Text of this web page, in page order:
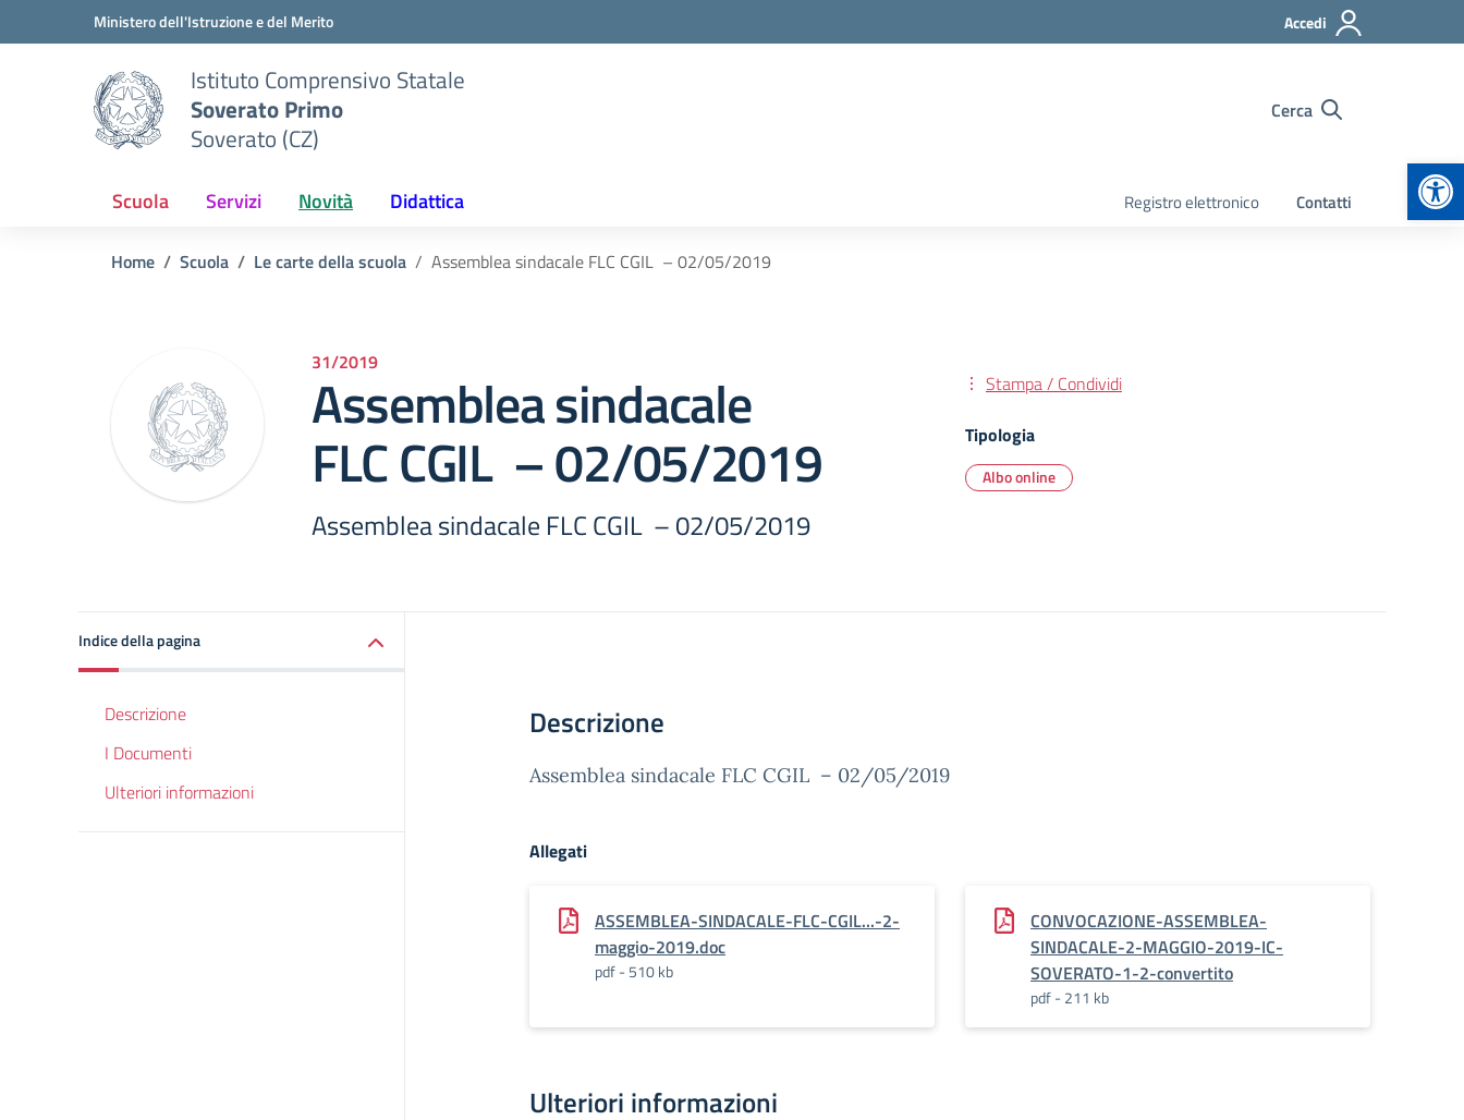
Vai ai contenuti
Vai al menu di navigazioneMinistero dell'Istruzione e del Merito Accedi
Istituto Comprensivo Statale
Soverato Primo
Soverato (CZ)
Cerca
Scuola Servizi Novità Didattica Registro elettronico Contatti
Home Scuola Le carte della scuola Assemblea sindacale FLC CGIL – 02/05/2019
31/2019
Assemblea sindacale
FLC CGIL – 02/05/2019
Assemblea sindacale FLC CGIL – 02/05/2019
Stampa / Condividi
Tipologia
Albo online
Indice della pagina
Descrizione
I Documenti
Ulteriori informazioni
Descrizione
Assemblea sindacale FLC CGIL – 02/05/2019
Allegati
ASSEMBLEA-SINDACALE-FLC-CGIL...-2-
maggio-2019.doc
pdf - 510 kb
CONVOCAZIONE-ASSEMBLEA-
SINDACALE-2-MAGGIO-2019-IC-
SOVERATO-1-2-convertito
pdf - 211 kb
Ulteriori informazioni